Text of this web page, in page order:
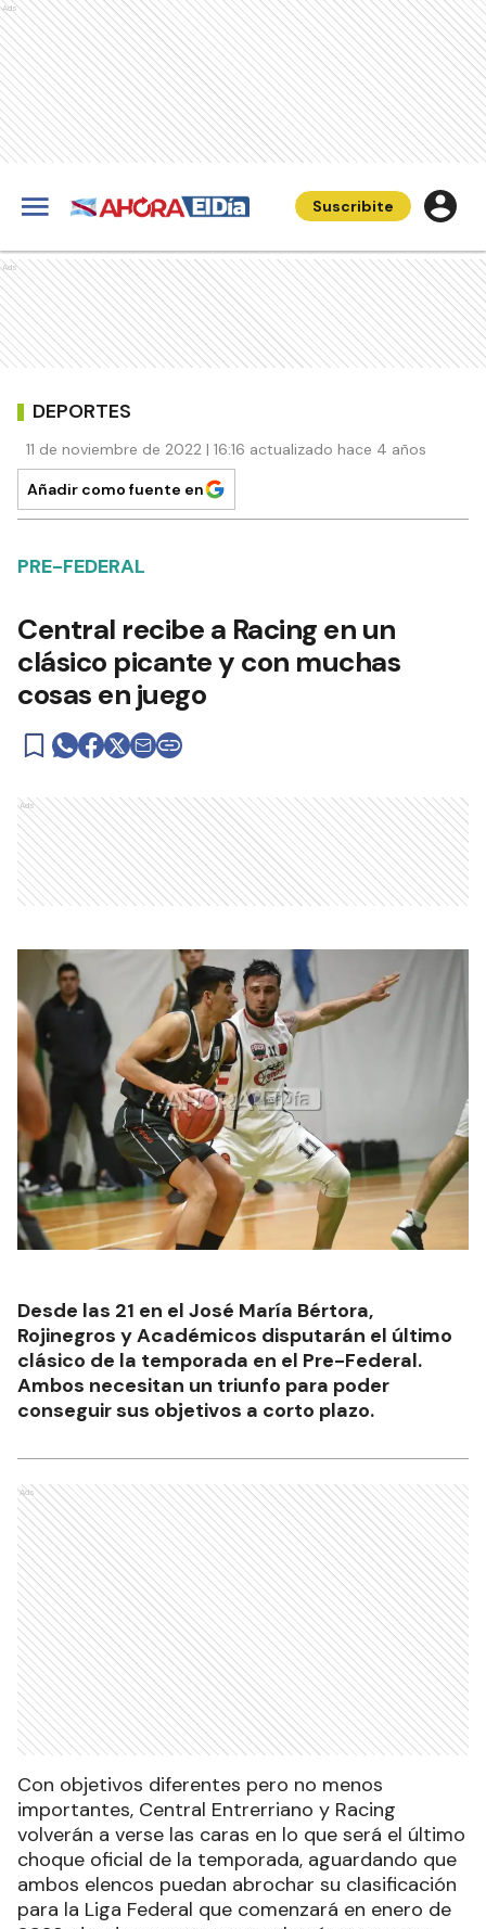
Ads
Suscribite
Ads
DEPORTES
11 de noviembre de 2022 | 16:16 actualizado hace 4 años
Añadir como fuente en
PRE-FEDERAL
Central recibe a Racing en un
clásico picante y con muchas
cosas en juego
Ads
Desde las 21 en el José María Bértora,
Rojinegros y Académicos disputarán el último
clásico de la temporada en el Pre-Federal.
Ambos necesitan un triunfo para poder
conseguir sus objetivos a corto plazo.
Ads
Con objetivos diferentes pero no menos
importantes, Central Entrerriano y Racing
volverán a verse las caras en lo que será el último
choque oficial de la temporada, aguardando que
ambos elencos puedan abrochar su clasificación
para la Liga Federal que comenzará en enero de